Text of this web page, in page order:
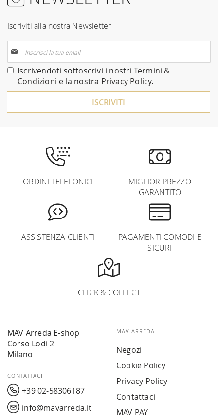
Iscriviti alla nostra Newsletter
alla
nostra
Newsletter:
Iscrivendoti sottoscrivi i nostri Termini &
Condizioni e la nostra Privacy Policy.
ISCRIVITI
ORDINI TELEFONICI
MIGLIOR PREZZO
GARANTITO
ASSISTENZA CLIENTI
PAGAMENTI COMODI E
SICURI
CLICK & COLLECT
MAV Arreda E-shop
Corso Lodi 2
Milano
CONTATTACI
+39 02-58306187
info@mavarreda.it
MAV ARREDA
Negozi
Cookie Policy
Privacy Policy
Contattaci
MAV PAY